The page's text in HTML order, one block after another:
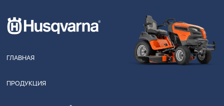
ГЛАВНАЯ
ПРОДУКЦИЯ